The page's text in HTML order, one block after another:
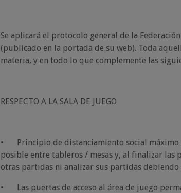
Se aplicará el protocolo general de la
(publicado en la portada de su web). Toda
materia, y en todo lo que complemente las
RESPECTO A LA SALA DE JUEGO
•
Principio de distanciamiento social
posible entre tableros / mesas y, al finalizar
otras partidas ni analizar sus partidas debiendo
•
Las puertas de acceso al área de juego